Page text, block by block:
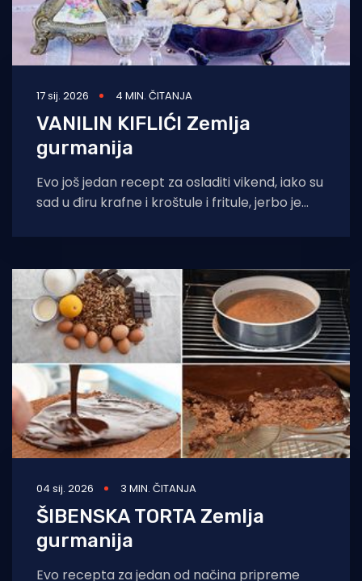
17 sij. 2026 4 MIN. ČITANJA
VANILIN KIFLIĆI Zemlja
gurmanija
Evo još jedan recept za osladiti vikend, iako su
sad u điru krafne i kroštule i fritule, jerbo je
04 sij. 2026 3 MIN. ČITANJA
ŠIBENSKA TORTA Zemlja
gurmanija
Evo recepta za jedan od načina pripreme